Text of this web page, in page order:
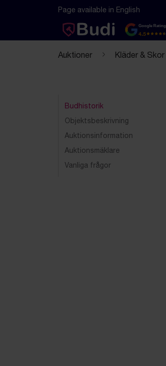
Hoppa till innehåll
Textbaserad (markdown) version av denna sida
Page available in English
Google Rating
4.5
Auktioner Kläder & Skor
Budhistorik
Objektsbeskrivning
Auktionsinformation
Auktionsmäklare
Vanliga frågor